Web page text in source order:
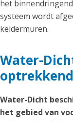
het
systeem wordt
keldermuren.
Water-
Water-Dicht
het gebied van